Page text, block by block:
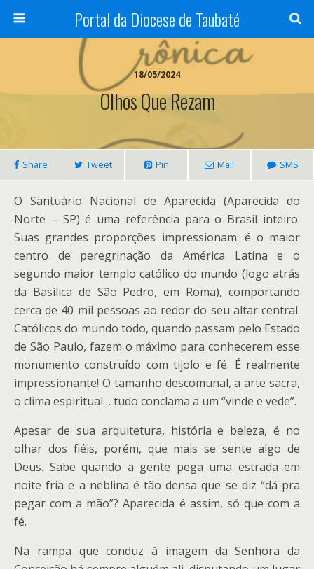
Portal da Diocese de Taubaté
18/05/2024
Olhos Que Rezam
Share Tweet Pin Mail SMS
O Santuário Nacional de Aparecida (Aparecida do
Norte – SP) é uma referência para o Brasil inteiro.
Suas grandes proporções impressionam: é o maior
centro de peregrinação da América Latina e o
segundo maior templo católico do mundo (logo atrás
da Basílica de São Pedro, em Roma), comportando
cerca de 40 mil pessoas ao redor do seu altar central.
Católicos do mundo todo, quando passam pelo Estado
de São Paulo, fazem o máximo para conhecerem esse
monumento construído com tijolo e fé. É realmente
impressionante! O tamanho descomunal, a arte sacra,
o clima espiritual… tudo conclama a um “vinde e vede”.
Apesar de sua arquitetura, história e beleza, é no
olhar dos fiéis, porém, que mais se sente algo de
Deus. Sabe quando a gente pega uma estrada em
noite fria e a neblina é tão densa que se diz “dá pra
pegar com a mão”? Aparecida é assim, só que com a
fé.
Na rampa que conduz à imagem da Senhora da